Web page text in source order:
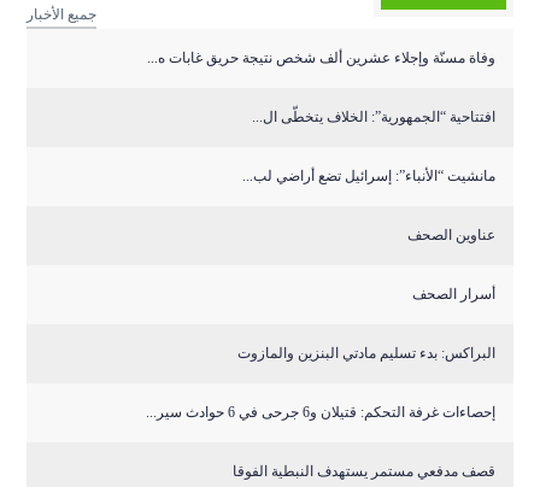
جميع الأخبار
وفاة مسنّة وإجلاء عشرين ألف شخص نتيجة حريق غابات ه...
افتتاحية “الجمهورية”: الخلاف يتخطّى ال...
مانشيت “الأنباء”: إسرائيل تضع أراضي لب...
عناوين الصحف
أسرار الصحف
البراكس: بدء تسليم مادتي البنزين والمازوت
إحصاءات غرفة التحكم: قتيلان و6 جرحى في 6 حوادث سير...
قصف مدفعي مستمر يستهدف النبطية الفوقا